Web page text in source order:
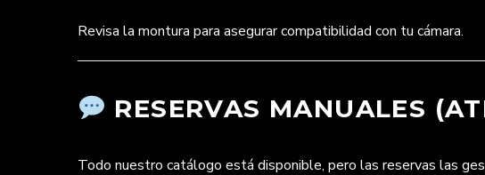
Revisa la montura para asegurar compatibilidad con tu cámara.
RESERVAS MANUALES
Todo nuestro catálogo está disponible, pero las reservas las